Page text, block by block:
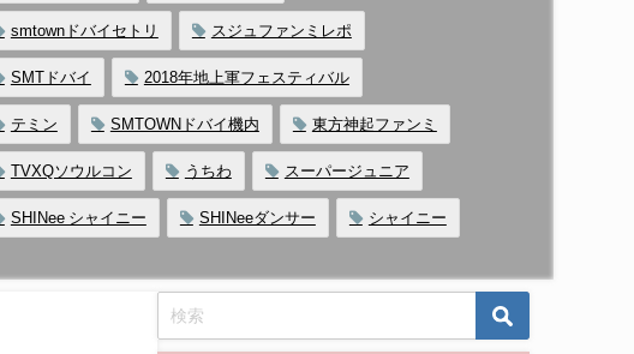
smtownドバイセトリ スジュファンミレポ
SMTドバイ 2018年地上軍フェスティバル
テミン SMTOWNドバイ機内 東方神起ファンミ
TVXQソウルコン うちわ スーパージュニア
SHINee シャイニー SHINeeダンサー シャイニー